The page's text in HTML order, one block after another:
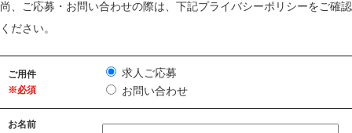
尚、ご応募・お問い合わせの際は、下記プライバシーポリシーをご確認
ください。
ご用件
※必須
求人ご応募
お問い合わせ
お名前